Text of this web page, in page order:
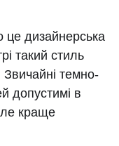
це дизайнерська
такий стиль
темно-
допустимі в
краще